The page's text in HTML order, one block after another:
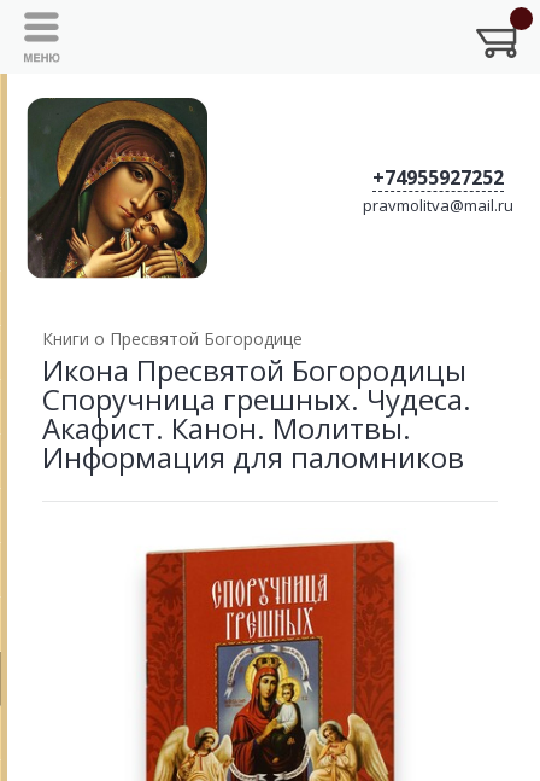
+74955927252
pravmolitva@mail.ru
Книги о Пресвятой Богородице
Икона Пресвятой Богородицы
Споручница грешных. Чудеса.
Акафист. Канон. Молитвы.
Информация для паломников